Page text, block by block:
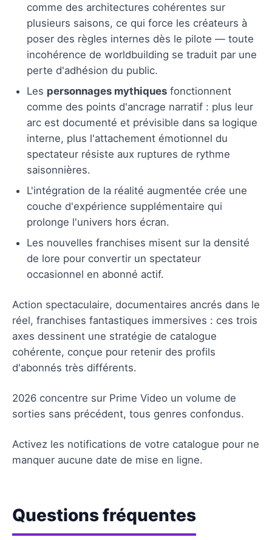
comme des architectures cohérentes sur
plusieurs saisons, ce qui force les créateurs à
poser des règles internes dès le pilote — toute
incohérence de worldbuilding se traduit par une
perte d'adhésion du public.
Les personnages mythiques fonctionnent
comme des points d'ancrage narratif : plus leur
arc est documenté et prévisible dans sa logique
interne, plus l'attachement émotionnel du
spectateur résiste aux ruptures de rythme
saisonnières.
L'intégration de la réalité augmentée crée une
couche d'expérience supplémentaire qui
prolonge l'univers hors écran.
Les nouvelles franchises misent sur la densité
de lore pour convertir un spectateur
occasionnel en abonné actif.
Action spectaculaire, documentaires ancrés dans le
réel, franchises fantastiques immersives : ces trois
axes dessinent une stratégie de catalogue
cohérente, conçue pour retenir des profils
d'abonnés très différents.
2026 concentre sur Prime Video un volume de
sorties sans précédent, tous genres confondus.
Activez les notifications de votre catalogue pour ne
manquer aucune date de mise en ligne.
Questions fréquentes